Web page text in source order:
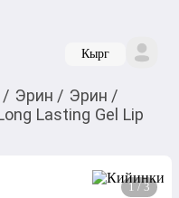
Кырг
/ Эрин / Эрин /
Lasting Gel Lip
1 / 3